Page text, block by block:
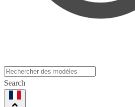
Search